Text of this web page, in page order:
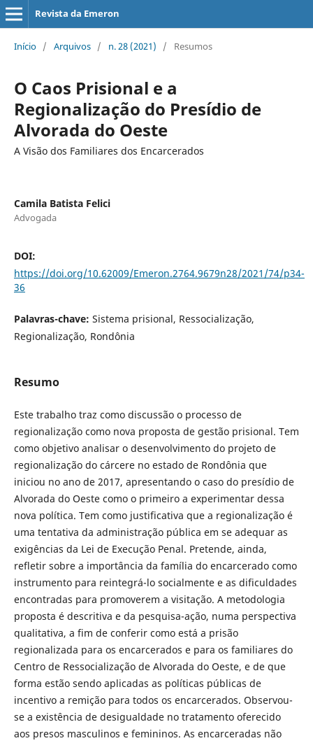
Revista da Emeron
Início / Arquivos / n. 28 (2021) / Resumos
O Caos Prisional e a
Regionalização do Presídio de
Alvorada do Oeste
A Visão dos Familiares dos Encarcerados
Camila Batista Felici
Advogada
DOI:
https://doi.org/10.62009/Emeron.2764.9679n28/2021/74/p34-
36
Palavras-chave: Sistema prisional, Ressocialização,
Regionalização, Rondônia
Resumo
Este trabalho traz como discussão o processo de
regionalização como nova proposta de gestão prisional. Tem
como objetivo analisar o desenvolvimento do projeto de
regionalização do cárcere no estado de Rondônia que
iniciou no ano de 2017, apresentando o caso do presídio de
Alvorada do Oeste como o primeiro a experimentar dessa
nova política. Tem como justificativa que a regionalização é
uma tentativa da administração pública em se adequar as
exigências da Lei de Execução Penal. Pretende, ainda,
refletir sobre a importância da família do encarcerado como
instrumento para reintegrá-lo socialmente e as dificuldades
encontradas para promoverem a visitação. A metodologia
proposta é descritiva e da pesquisa-ação, numa perspectiva
qualitativa, a fim de conferir como está a prisão
regionalizada para os encarcerados e para os familiares do
Centro de Ressocialização de Alvorada do Oeste, e de que
forma estão sendo aplicadas as políticas públicas de
incentivo a remição para todos os encarcerados. Observou-
se a existência de desigualdade no tratamento oferecido
aos presos masculinos e femininos. As encarceradas não